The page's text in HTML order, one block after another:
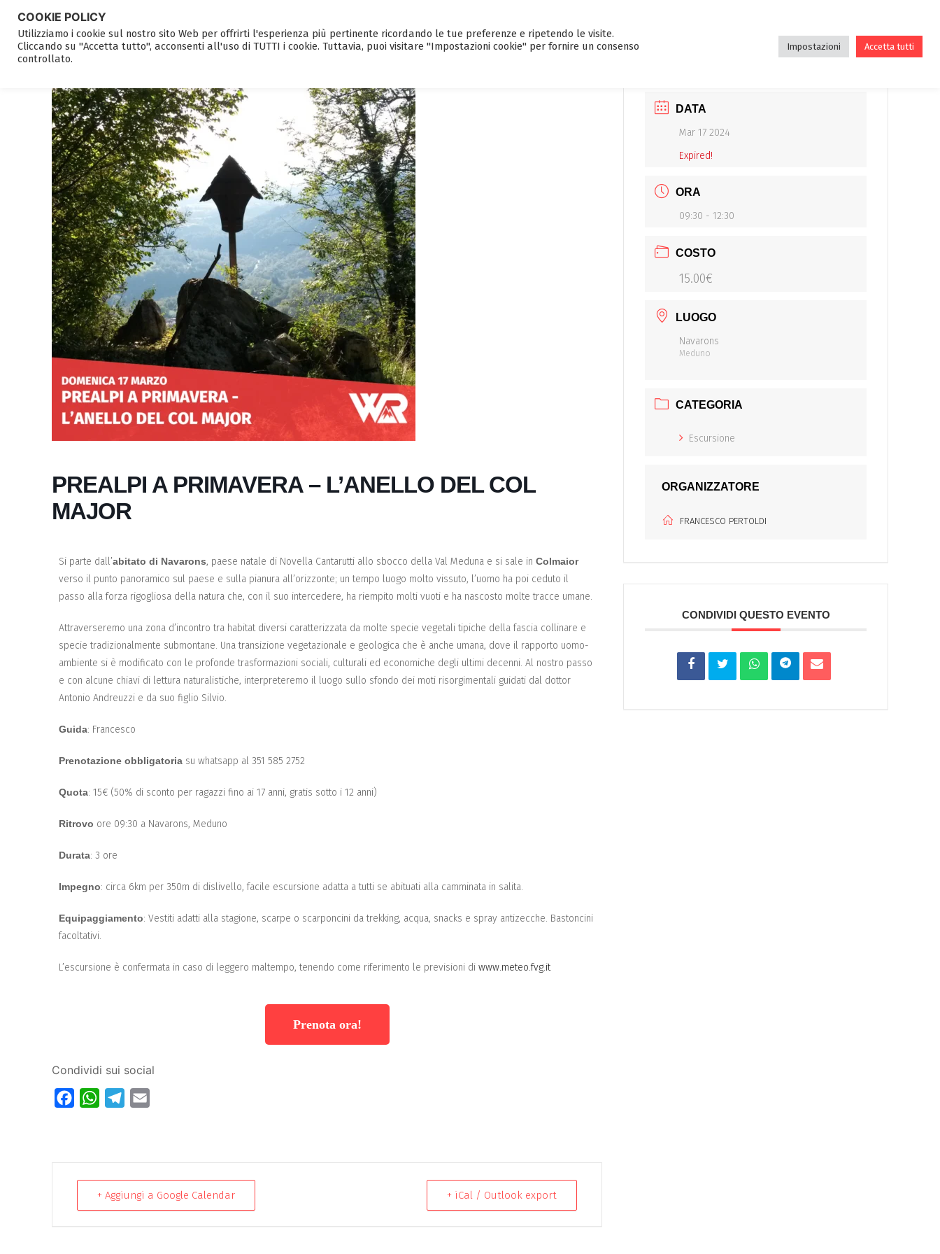
HOME CALENDARIO EVENTI GUIDE ASSOCIAZIONE BLOG
PREALPI A PRIMAVERA – L’ANELLO DEL COL
MAJOR
Si parte dall’abitato di Navarons, paese natale di Novella Cantarutti allo sbocco della Val Meduna e si sale in Colmaior
verso il punto panoramico sul paese e sulla pianura all’orizzonte; un tempo luogo molto vissuto, l’uomo ha poi ceduto il
passo alla forza rigogliosa della natura che, con il suo intercedere, ha riempito molti vuoti e ha nascosto molte tracce umane.
Attraverseremo una zona d’incontro tra habitat diversi caratterizzata da molte specie vegetali tipiche della fascia collinare e
specie tradizionalmente submontane. Una transizione vegetazionale e geologica che è anche umana, dove il rapporto uomo-
ambiente si è modificato con le profonde trasformazioni sociali, culturali ed economiche degli ultimi decenni. Al nostro passo
e con alcune chiavi di lettura naturalistiche, interpreteremo il luogo sullo sfondo dei moti risorgimentali guidati dal dottor
Antonio Andreuzzi e da suo figlio Silvio.
Guida: Francesco
Prenotazione obbligatoria su whatsapp al 351 585 2752
Quota: 15€ (50% di sconto per ragazzi fino ai 17 anni, gratis sotto i 12 anni)
Ritrovo ore 09:30 a Navarons, Meduno
Durata: 3 ore
Impegno: circa 6km per 350m di dislivello, facile escursione adatta a tutti se abituati alla camminata in salita.
Equipaggiamento: Vestiti adatti alla stagione, scarpe o scarponcini da trekking, acqua, snacks e spray antizecche. Bastoncini
facoltativi.
L’escursione è confermata in caso di leggero maltempo, tenendo come riferimento le previsioni di www.meteo.fvg.it
Prenota ora!
Condividi sui social
FacebookWhatsAppTelegram
+ Aggiungi a Google Calendar + iCal / Outlook export
DATA
Mar 17 2024
Expired!
ORA
09:30 - 12:30
COSTO
15.00€
LUOGO
Navarons
Meduno
CATEGORIA
Escursione
ORGANIZZATORE
FRANCESCO PERTOLDI
CONDIVIDI QUESTO EVENTO
COOKIE POLICY
Utilizziamo i cookie sul nostro sito Web per offrirti l'esperienza più pertinente ricordando le tue preferenze e ripetendo le visite.
Cliccando su "Accetta tutto", acconsenti all'uso di TUTTI i cookie. Tuttavia, puoi visitare "Impostazioni cookie" per fornire un consenso
controllato.
Impostazioni Accetta tutti